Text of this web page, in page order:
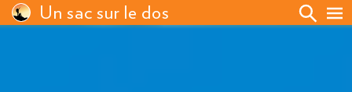
Un sac sur le dos